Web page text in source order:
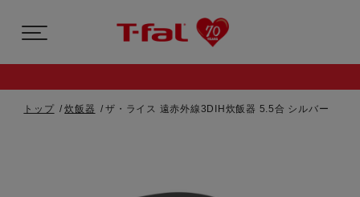
トップ 炊飯器 ザ・ライス 遠赤外線3DIH炊飯器 5.5合 シルバー